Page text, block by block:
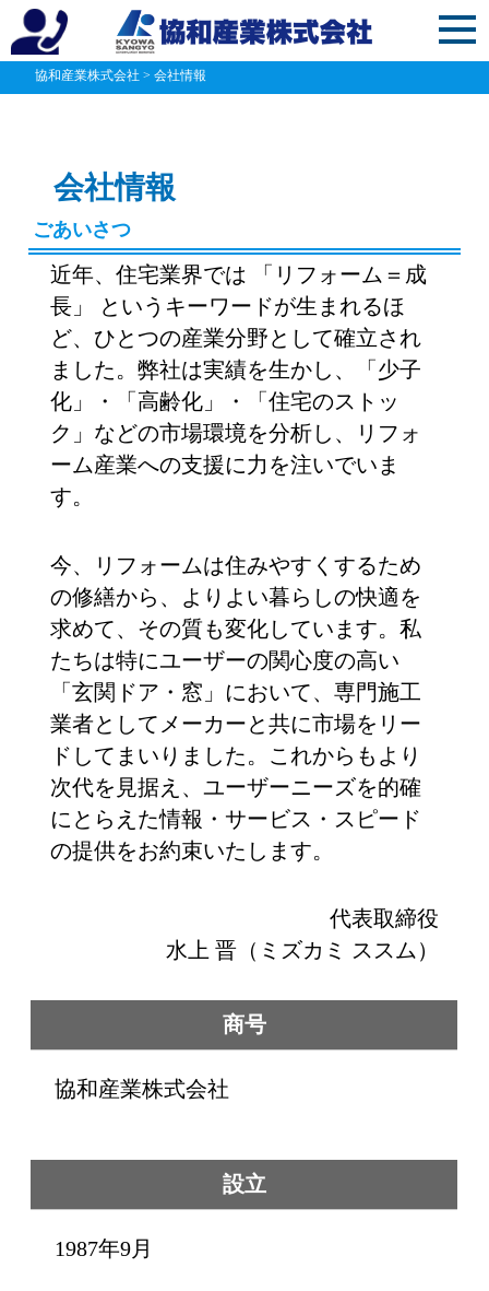
会社情報
ごあいさつ
近年、住宅業界では 「リフォーム＝成
長」 というキーワードが生まれるほ
ど、ひとつの産業分野として確立され
ました。弊社は実績を生かし、「少子
化」・「高齢化」・「住宅のストッ
ク」などの市場環境を分析し、リフォ
ーム産業への支援に力を注いでいま
す。
今、リフォームは住みやすくするため
の修繕から、よりよい暮らしの快適を
求めて、その質も変化しています。私
たちは特にユーザーの関心度の高い
「玄関ドア・窓」において、専門施工
業者としてメーカーと共に市場をリー
ドしてまいりました。これからもより
次代を見据え、ユーザーニーズを的確
にとらえた情報・サービス・スピード
の提供をお約束いたします。
代表取締役
水上 晋（ミズカミ ススム）
商号
協和産業株式会社
設立
1987年9月
協和産業株式会社 > 会社情報